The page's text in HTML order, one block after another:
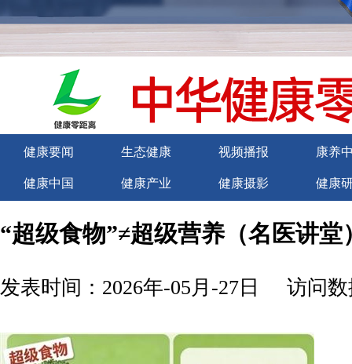
健康要闻 生态健康 视频播报 康养
健康中国 健康产业 健康摄影 健康
“超级食物”≠超级营养（名医讲堂
发表时间：2026年-05月-27日 访问数